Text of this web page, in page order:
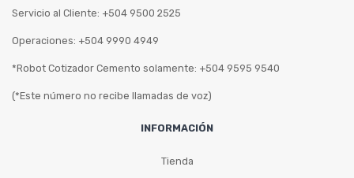
Servicio al Cliente: +504 9500 2525
Operaciones: +504 9990 4949
*Robot Cotizador Cemento solamente: +504 9595 9540
(*Este número no recibe llamadas de voz)
INFORMACIÓN
Tienda